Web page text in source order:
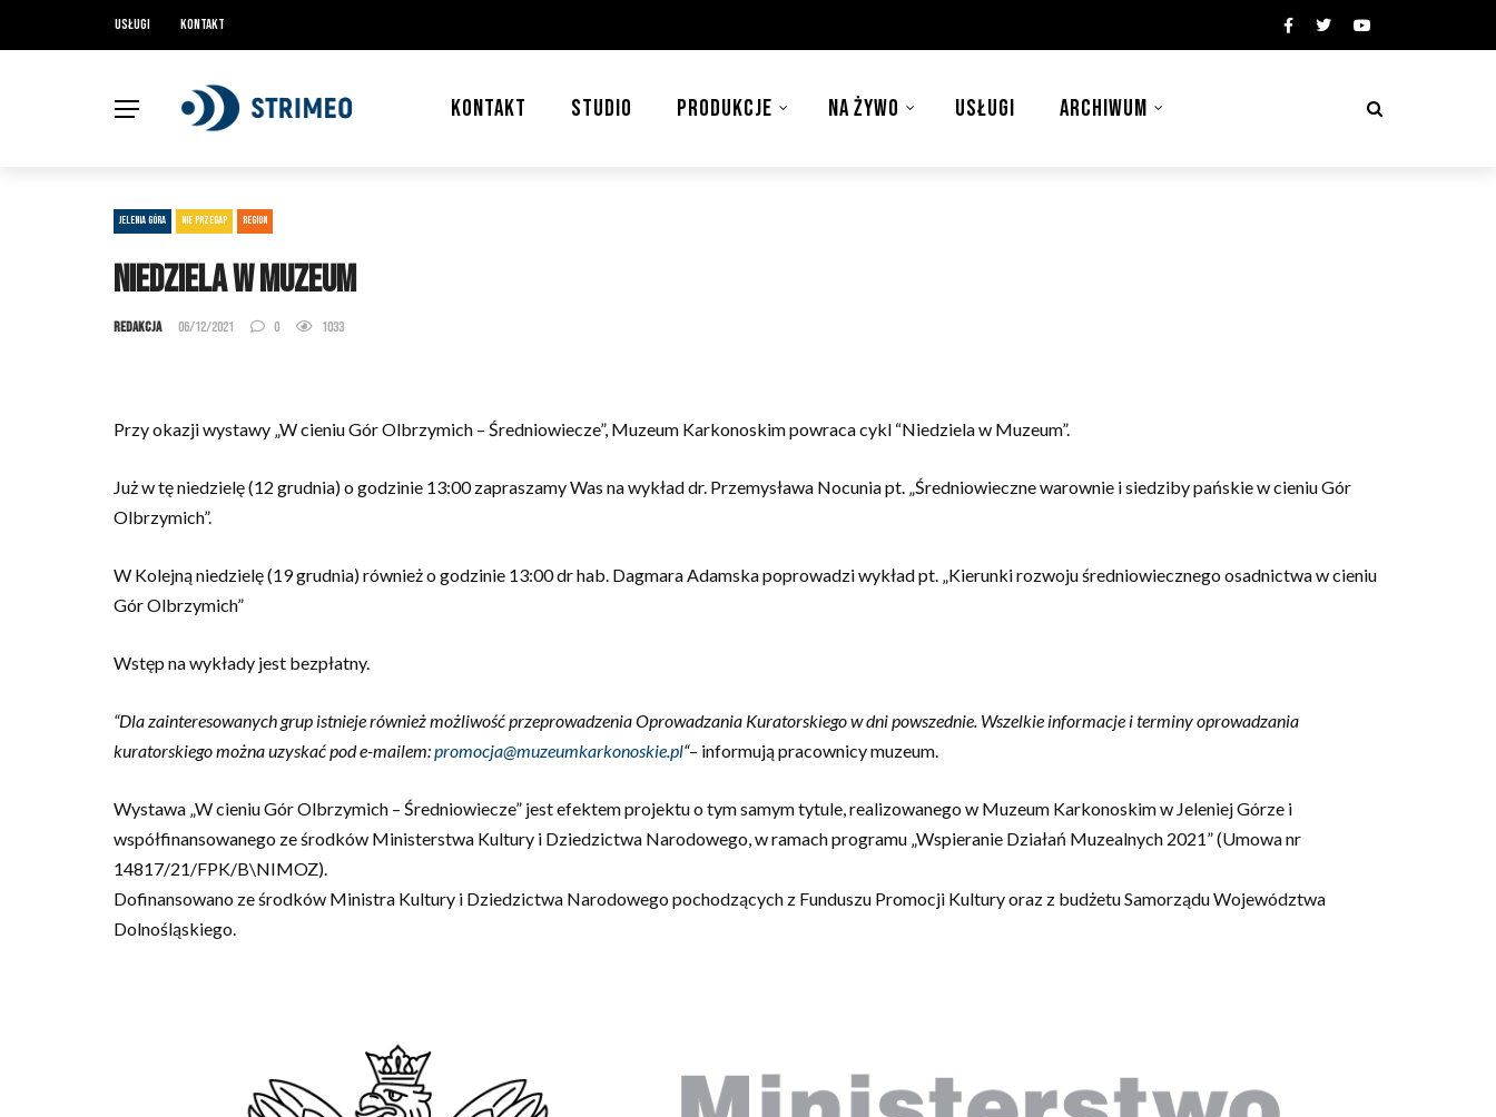
Usługi Kontakt
KONTAKT STUDIO PRODUKCJE NA ŻYWO USŁUGI ARCHIWUM
JELENIA GÓRA NIE PRZEGAP REGION
Niedziela w Muzeum
Redakcja 06/12/2021 0 1033
Przy okazji wystawy „W cieniu Gór Olbrzymich – Średniowiecze”, Muzeum Karkonoskim powraca cykl “Niedziela w Muzeum”.
Już w tę niedzielę (12 grudnia) o godzinie 13:00 zapraszamy Was na wykład dr. Przemysława Nocunia pt. „Średniowieczne warownie i siedziby pańskie w cieniu Gór
Olbrzymich”.
W Kolejną niedzielę (19 grudnia) również o godzinie 13:00 dr hab. Dagmara Adamska poprowadzi wykład pt. „Kierunki rozwoju średniowiecznego osadnictwa w cieniu
Gór Olbrzymich”
Wstęp na wykłady jest bezpłatny.
“Dla zainteresowanych grup istnieje również możliwość przeprowadzenia Oprowadzania Kuratorskiego w dni powszednie. Wszelkie informacje i terminy oprowadzania
kuratorskiego można uzyskać pod e-mailem:promocja@muzeumkarkonoskie.pl“– informują pracownicy muzeum.
Wystawa „W cieniu Gór Olbrzymich – Średniowiecze” jest efektem projektu o tym samym tytule, realizowanego w Muzeum Karkonoskim w Jeleniej Górze i
współfinansowanego ze środków Ministerstwa Kultury i Dziedzictwa Narodowego, w ramach programu „Wspieranie Działań Muzealnych 2021” (Umowa nr
14817/21/FPK/B\NIMOZ).
Dofinansowano ze środków Ministra Kultury i Dziedzictwa Narodowego pochodzących z Funduszu Promocji Kultury oraz z budżetu Samorządu Województwa
Dolnośląskiego.